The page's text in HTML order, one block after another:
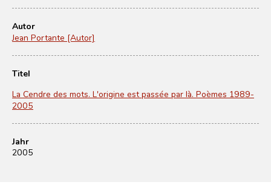
Autor
Jean Portante [Autor]
Titel
La Cendre des mots. L'origine est passée par là. Poèmes 1989-
2005
Jahr
2005